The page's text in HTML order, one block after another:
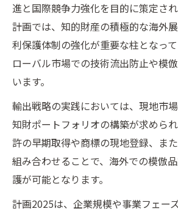
進と国際競争力強化を目的に策定さ
計画では、知的財産の積極的な海外
利保護体制の強化が重要な柱となっ
ローバル市場での技術流出防止や模
います。
輸出戦略の実践においては、現地市
知財ポートフォリオの構築が求めら
許の早期取得や商標の現地登録、ま
組み合わせることで、海外での模倣
護が可能となります。
計画2025は、企業規模や事業フェー